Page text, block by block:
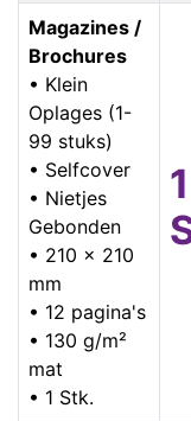
Magazines /
Brochures
• Klein
Oplages (1-
99 stuks)
• Selfcover
• Nietjes
Gebonden
• 210 x 210
mm
• 12 pagina's
• 130 g/m²
mat
• 1 Stk.
1